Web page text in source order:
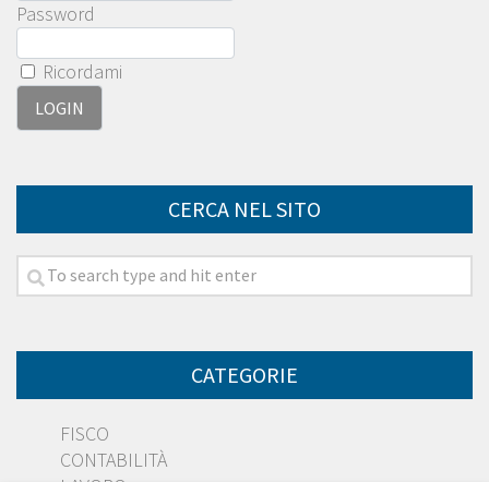
Password
Ricordami
CERCA NEL SITO
CATEGORIE
FISCO
CONTABILITÀ